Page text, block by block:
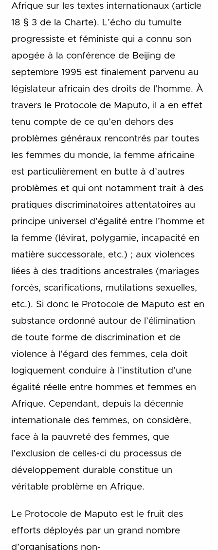
Afrique sur les textes internationaux (article
18 § 3 de la Charte). L’écho du tumulte
progressiste et féministe qui a connu son
apogée à la conférence de Beijing de
septembre 1995 est finalement parvenu au
législateur africain des droits de l’homme. À
travers le Protocole de Maputo, il a en effet
tenu compte de ce qu’en dehors des
problèmes généraux rencontrés par toutes
les femmes du monde, la femme africaine
est particulièrement en butte à d’autres
problèmes et qui ont notamment trait à des
pratiques discriminatoires attentatoires au
principe universel d’égalité entre l’homme et
la femme (lévirat, polygamie, incapacité en
matière successorale, etc.) ; aux violences
liées à des traditions ancestrales (mariages
forcés, scarifications, mutilations sexuelles,
etc.). Si donc le Protocole de Maputo est en
substance ordonné autour de l’élimination
de toute forme de discrimination et de
violence à l’égard des femmes, cela doit
logiquement conduire à l’institution d’une
égalité réelle entre hommes et femmes en
Afrique. Cependant, depuis la décennie
internationale des femmes, on considère,
face à la pauvreté des femmes, que
l’exclusion de celles-ci du processus de
développement durable constitue un
véritable problème en Afrique.
Le Protocole de Maputo est le fruit des
efforts déployés par un grand nombre
d’organisations non-